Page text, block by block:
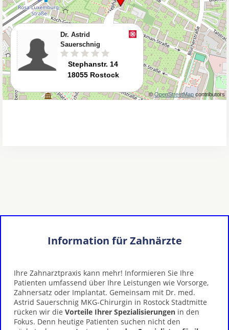
Information für Zahnärzte
Ihre Zahnarztpraxis kann mehr! Informieren Sie Ihre
Patienten umfassend über Ihre Leistungen wie Vorsorge,
Zahnersatz oder Implantat. Gemeinsam mit Dr. med.
Astrid Sauerschnig MKG-Chirurgin in Rostock Stadtmitte
rücken wir die Vorteile Ihrer Spezialisierungen in den
Fokus. Denn heutige Patienten suchen nicht den